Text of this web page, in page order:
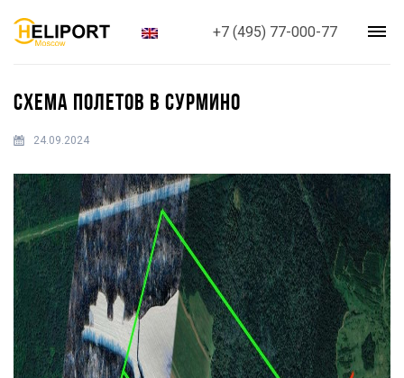
+7 (495) 77-000-77
СХЕМА ПОЛЕТОВ В СУРМИНО
24.09.2024